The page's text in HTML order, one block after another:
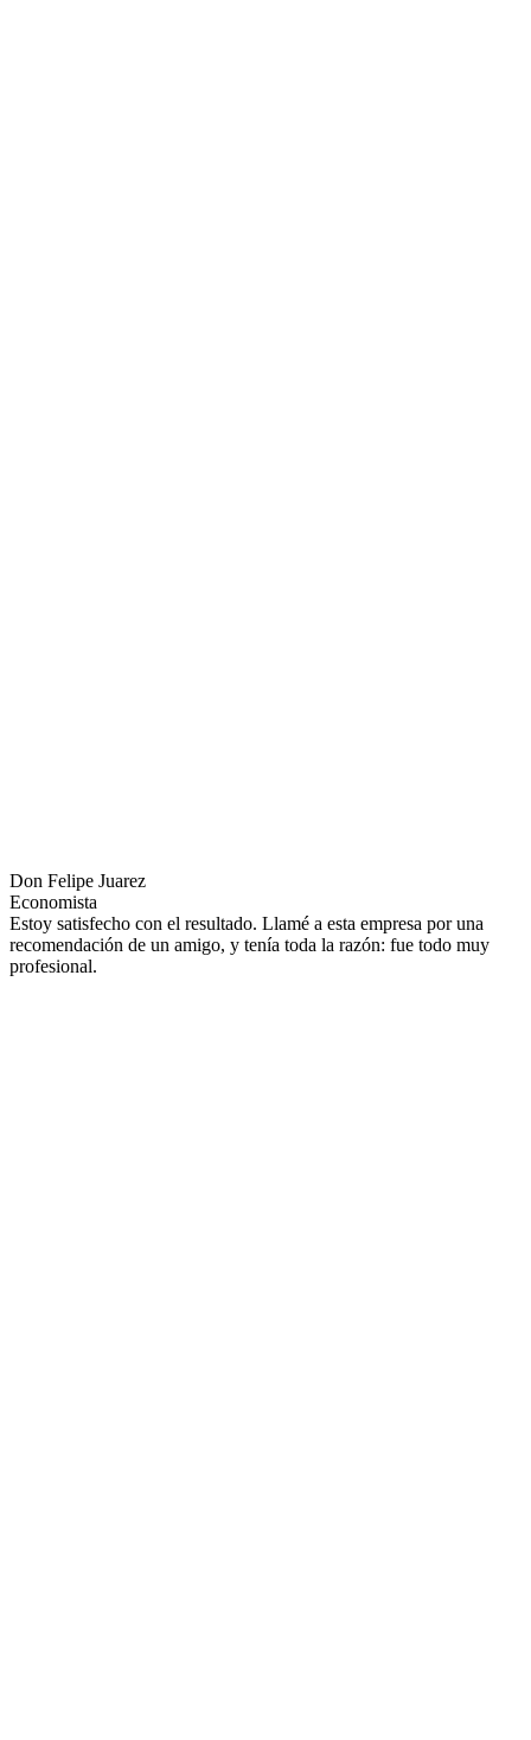
Don Felipe Juarez
Economista
Estoy satisfecho con el resultado. Llamé a esta empresa por una
recomendación de un amigo, y tenía toda la razón: fue todo muy
profesional.